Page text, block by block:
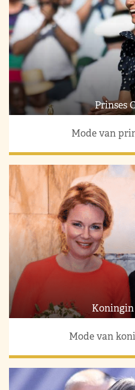
Prinses
Mode van
Mode van